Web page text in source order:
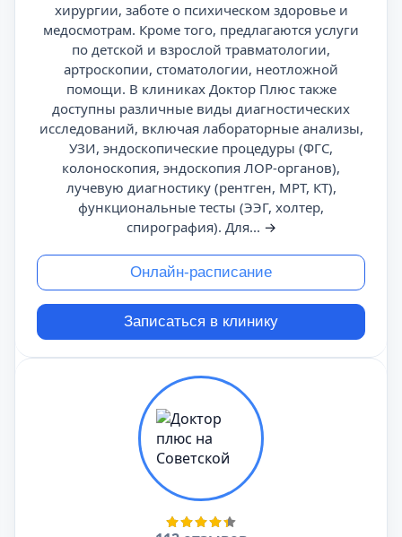
хирургии, заботе о психическом здоровье и
медосмотрам. Кроме того, предлагаются услуги
по детской и взрослой травматологии,
артроскопии, стоматологии, неотложной
помощи. В клиниках Доктор Плюс также
доступны различные виды диагностических
исследований, включая лабораторные анализы,
УЗИ, эндоскопические процедуры (ФГС,
колоноскопия, эндоскопия ЛОР-органов),
лучевую диагностику (рентген, МРТ, КТ),
функциональные тесты (ЭЭГ, холтер,
спирография). Для... →
Онлайн-расписание
Записаться в клинику